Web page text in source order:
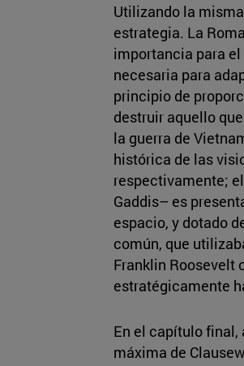
Utilizando la
estrategia. La
importancia para
necesaria para
principio de
destruir aquello
la guerra de
histórica de las
respectivamente;
Gaddis– es
espacio, y dotado
común, que
Franklin Roosevelt
estratégicamente
En el capítulo final,
máxima de